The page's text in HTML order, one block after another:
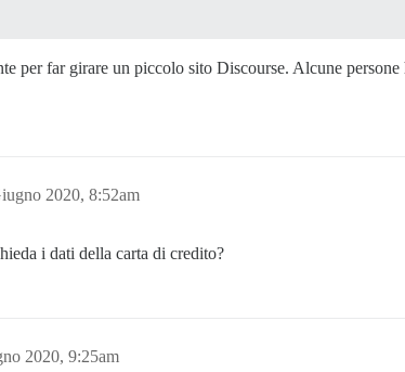
per far girare un piccolo sito Discourse. Alcune
2020, 8:52am
i dati della carta di credito?
2020, 9:25am